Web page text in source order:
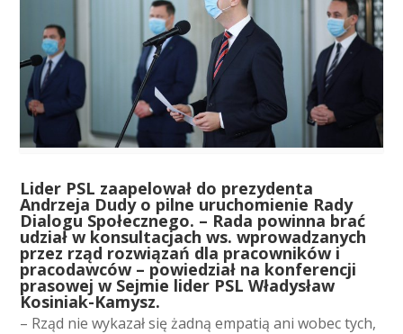
Lider PSL zaapelował do prezydenta
Andrzeja Dudy o pilne uruchomienie Rady
Dialogu Społecznego. – Rada powinna brać
udział w konsultacjach ws. wprowadzanych
przez rząd rozwiązań dla pracowników i
pracodawców – powiedział na konferencji
prasowej w Sejmie lider PSL Władysław
Kosiniak-Kamysz.
– Rząd nie wykazał się żadną empatią ani wobec tych,